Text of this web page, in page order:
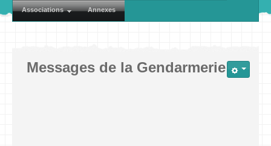
Associations Annexes
Messages de la Gendarmerie